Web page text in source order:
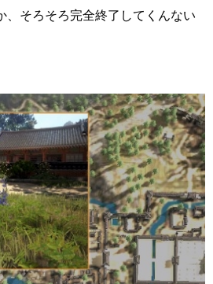
、そろそろ完全終了してくんない